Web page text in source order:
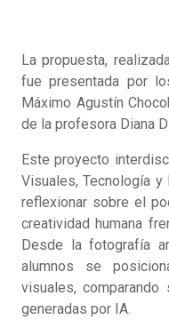
La propuesta,
fue presentada por
Máximo Agustín
de la profesora Diana
Este proyecto
Visuales, Tecnología
reflexionar sobre el
creatividad humana
Desde la fotografía
alumnos se
visuales,
generadas por IA.